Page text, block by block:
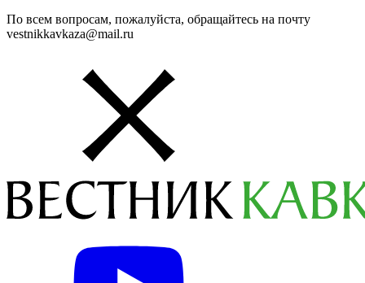
По всем вопросам, пожалуйста, обращайтесь на почту
vestnikkavkaza@mail.ru